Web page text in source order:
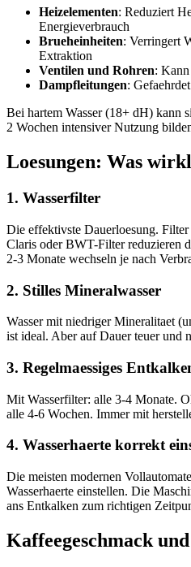
Heizelementen: Reduziert
Energieverbrauch
Brueheinheiten: Verringert
Extraktion
Ventilen und Rohren:
Dampfleitungen:
Bei hartem Wasser (18+ dH) kann
2 Wochen intensiver Nutzung
Loesungen: Was
1. Wasserfilter
Die effektivste Dauerloesung.
Claris oder BWT-Filter reduzieren
2-3 Monate wechseln je nach
2. Stilles Mineralwasser
Wasser mit niedriger Mineralitaet
ist ideal. Aber auf Dauer teuer und
3. Regelmaessiges
Mit Wasserfilter: alle 3-4 Monate.
alle 4-6 Wochen. Immer mit
4. Wasserhaerte korrekt
Die meisten modernen
Wasserhaerte einstellen. Die
ans Entkalken zum richtigen
Kaffeegeschmack